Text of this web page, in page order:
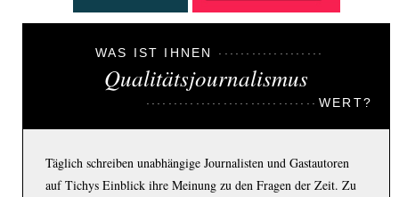
WAS IST IHNEN
Qualitätsjournalismus
WERT?
Täglich schreiben unabhängige Journalisten und Gastautoren
auf Tichys Einblick ihre Meinung zu den Fragen der Zeit. Zu